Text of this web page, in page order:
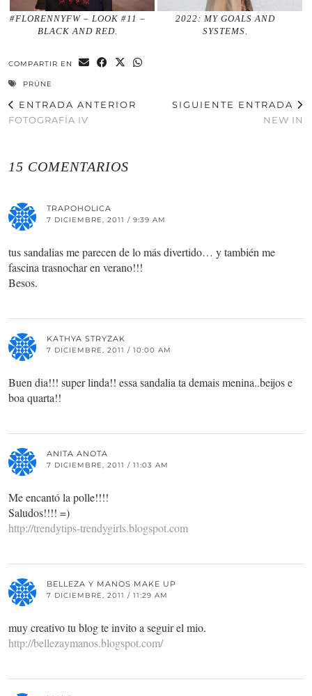
#FLORENNYFW – LOOK #11 –
BLACK AND RED.
2022: MY GOALS AND
SYSTEMS.
COMPARTIR EN
PRÜNE
ENTRADA ANTERIOR
FOTOGRAFÍA IV
SIGUIENTE ENTRADA
NEW IN
15 COMENTARIOS
TRAPOHOLICA
7 DICIEMBRE, 2011 / 9:39 AM
tus sandalias me parecen de lo más divertido… y también me
fascina trasnochar en verano!!!
Besos.
KATHYA STRYZAK
7 DICIEMBRE, 2011 / 10:00 AM
Buen dia!!! super linda!! essa sandalia ta demais menina..beijos e
boa quarta!!
ANITA ANOTA
7 DICIEMBRE, 2011 / 11:03 AM
Me encantó la polle!!!!
Saludos!!!! =)
http://trendytips-trendygirls.blogspot.com
BELLEZA Y MANOS MAKE UP
7 DICIEMBRE, 2011 / 11:29 AM
muy creativo tu blog te invito a seguir el mio.
http://bellezaymanos.blogspot.com/